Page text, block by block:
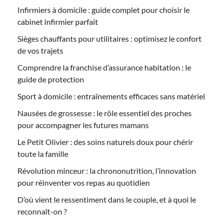
Infirmiers à domicile : guide complet pour choisir le
cabinet infirmier parfait
Sièges chauffants pour utilitaires : optimisez le confort
de vos trajets
Comprendre la franchise d’assurance habitation : le
guide de protection
Sport à domicile : entraînements efficaces sans matériel
Nausées de grossesse : le rôle essentiel des proches
pour accompagner les futures mamans
Le Petit Olivier : des soins naturels doux pour chérir
toute la famille
Révolution minceur : la chrononutrition, l’innovation
pour réinventer vos repas au quotidien
D’où vient le ressentiment dans le couple, et à quoi le
reconnaît-on ?